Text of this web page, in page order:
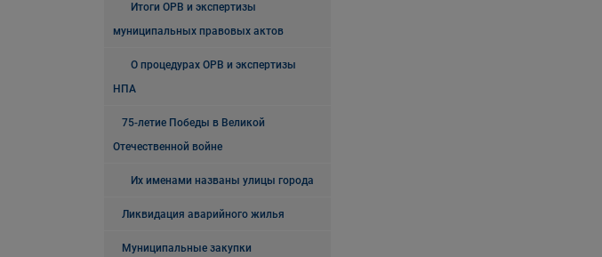
Итоги ОРВ и экспертизы
муниципальных правовых актов
О процедурах ОРВ и экспертизы
НПА
75-летие Победы в Великой
Отечественной войне
Их именами названы улицы города
Ликвидация аварийного жилья
Муниципальные закупки